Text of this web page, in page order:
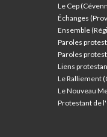
Le Cep
Échanges
Ensemble
Paroles
Paroles
Liens
Le Ralliement
Le Nouveau
Protestant de